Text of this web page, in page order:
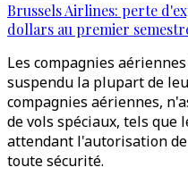
Brussels Airlines: perte
dollars au premier
Les compagnies
suspendu la plupart de
compagnies aériennes,
de vols spéciaux, tels que
attendant l'autorisation
toute sécurité.